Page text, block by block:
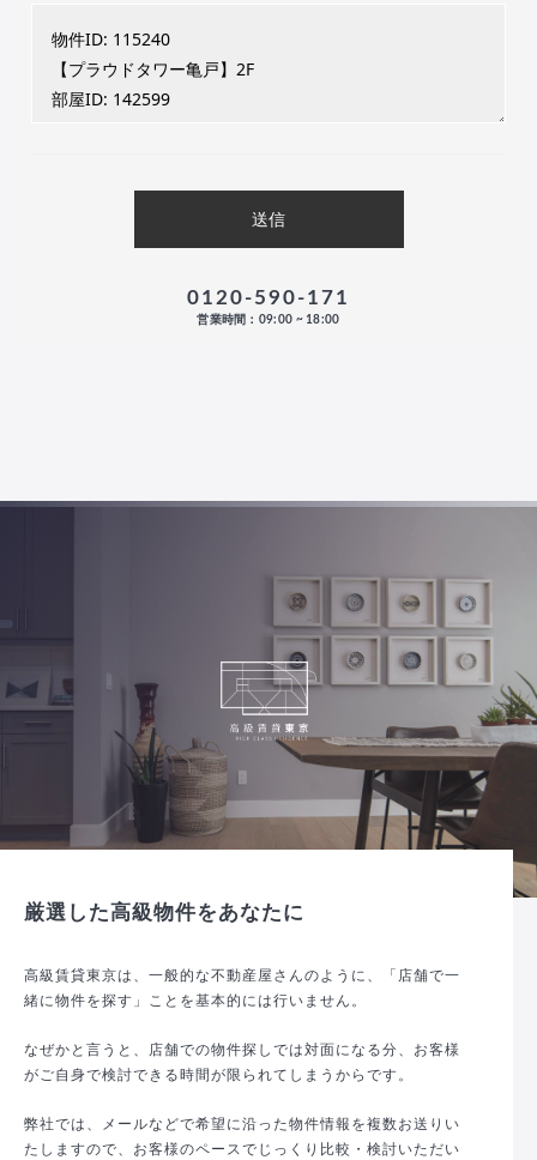
0120-590-171
営業時間：09:00 ~ 18:00
厳選した高級物件をあなたに
高級賃貸東京は、一般的な不動産屋さんのように、「店舗で一
緒に物件を探す」ことを基本的には行いません。
なぜかと言うと、店舗での物件探しでは対面になる分、お客様
がご自身で検討できる時間が限られてしまうからです。
弊社では、メールなどで希望に沿った物件情報を複数お送りい
たしますので、お客様のペースでじっくり比較・検討いただい